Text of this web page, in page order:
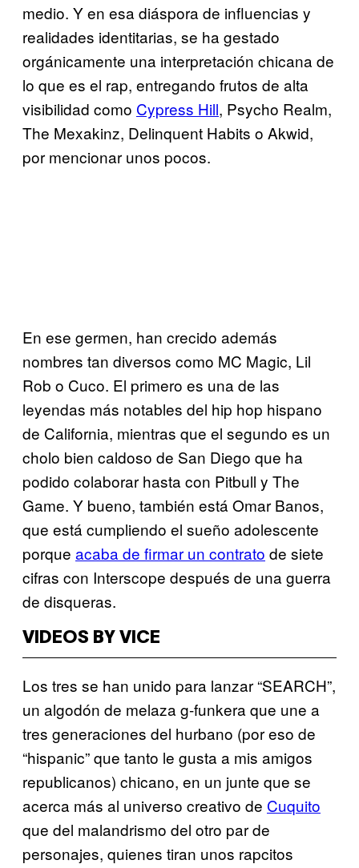
medio. Y en esa diáspora de influencias y
realidades identitarias, se ha gestado
orgánicamente una interpretación chicana de
lo que es el rap, entregando frutos de alta
visibilidad como Cypress Hill, Psycho Realm,
The Mexakinz, Delinquent Habits o Akwid,
por mencionar unos pocos.
En ese germen, han crecido además
nombres tan diversos como MC Magic, Lil
Rob o Cuco. El primero es una de las
leyendas más notables del hip hop hispano
de California, mientras que el segundo es un
cholo bien caldoso de San Diego que ha
podido colaborar hasta con Pitbull y The
Game. Y bueno, también está Omar Banos,
que está cumpliendo el sueño adolescente
porque acaba de firmar un contrato de siete
cifras con Interscope después de una guerra
de disqueras.
VIDEOS BY VICE
Los tres se han unido para lanzar “SEARCH”,
un algodón de melaza g-funkera que une a
tres generaciones del hurbano (por eso de
“hispanic” que tanto le gusta a mis amigos
republicanos) chicano, en un junte que se
acerca más al universo creativo de Cuquito
que del malandrismo del otro par de
personajes, quienes tiran unos rapcitos